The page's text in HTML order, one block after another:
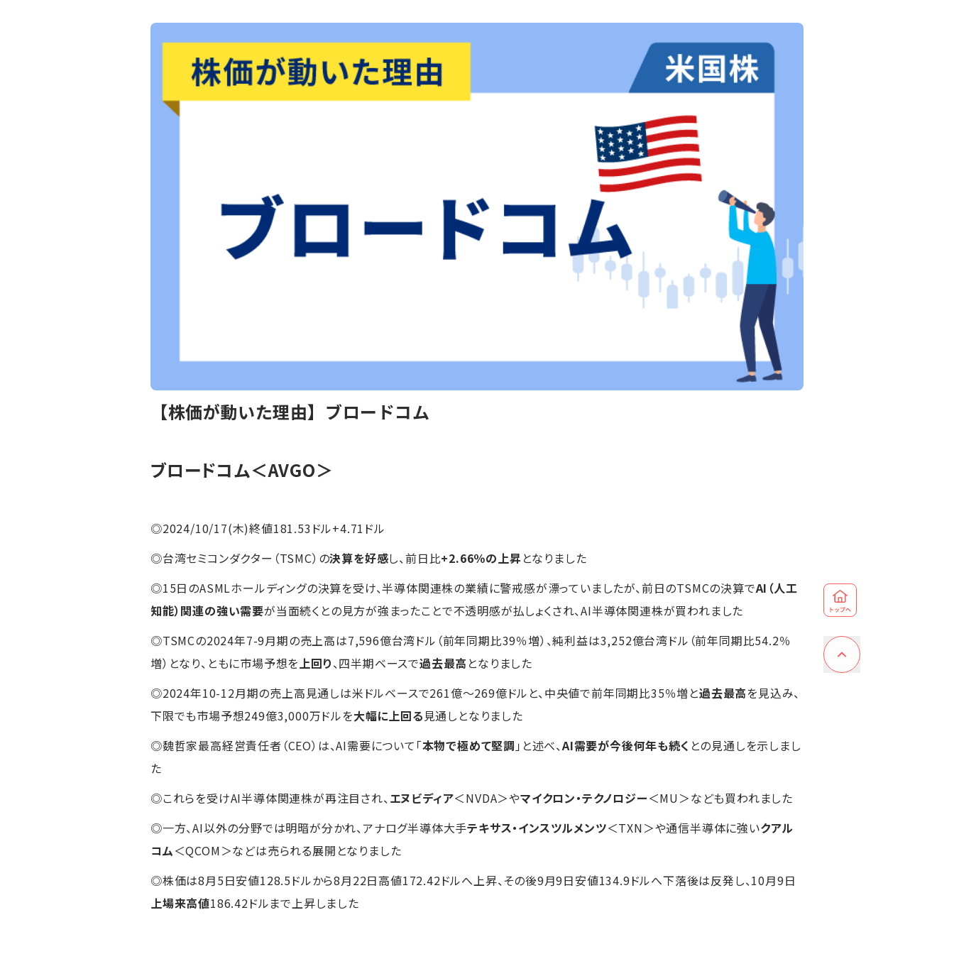
【株価が動いた理由】ブロードコム
ブロードコム＜AVGO＞
◎2024/10/17(木)終値181.53ドル+4.71ドル
◎台湾セミコンダクター（TSMC）の決算を好感し、前日比+2.66％の上昇となりました
◎15日のASMLホールディングの決算を受け、半導体関連株の業績に警戒感が漂っていましたが、前日のTSMCの決算でAI（人工
知能）関連の強い需要が当面続くとの見方が強まったことで不透明感が払しょくされ、AI半導体関連株が買われました
◎TSMCの2024年7-9月期の売上高は7,596億台湾ドル（前年同期比39％増）、純利益は3,252億台湾ドル（前年同期比54.2％
増）となり、ともに市場予想を 上回り、四半期ベースで過去最高 となりました
◎2024年10-12月期の売上高見通しは米ドルベースで261億～269億ドルと、中央値で前年同期比35％増と過去最高を見込み、
下限でも市場予想249億3,000万ドルを大幅に上回る 見通しとなりました
◎魏哲家最高経営責任者（CEO）は、AI需要について「本物で極めて堅調 」と述べ、AI需要が今後何年も続く との見通しを示しまし
た
◎これらを受けAI半導体関連株が再注目され、 エヌビディア＜NVDA＞やマイクロン・テクノロジー＜MU＞なども買われました
◎一方、AI以外の分野では明暗が分かれ、アナログ半導体大手テキサス・インスツルメンツ＜TXN＞や通信半導体に強いクアル
コム＜QCOM＞などは売られる展開となりました
◎株価は8月5日安値128.5ドルから8月22日高値172.42ドルへ上昇、その後9月9日安値134.9ドルへ下落後は反発し、10月9日
上場来高値186.42ドルまで上昇しました